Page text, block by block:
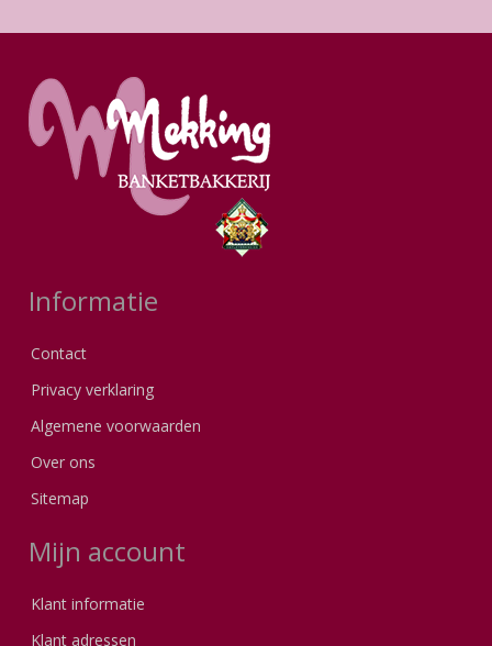
Informatie
Contact
Privacy verklaring
Algemene voorwaarden
Over ons
Sitemap
Mijn account
Klant informatie
Klant adressen